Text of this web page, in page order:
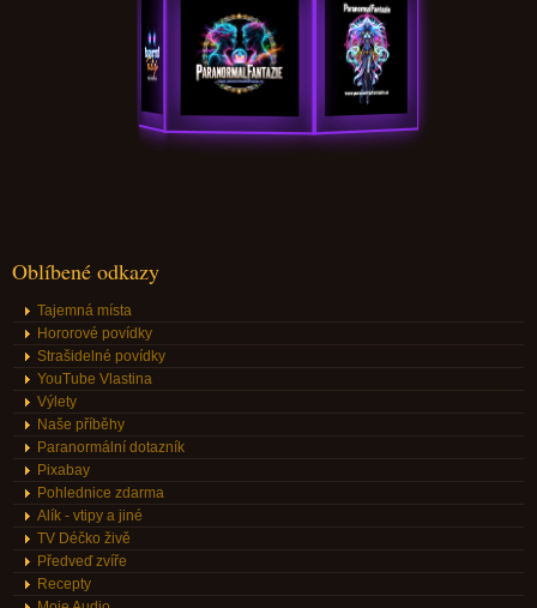
Oblíbené odkazy
Tajemná místa
Hororové povídky
Strašidelné povídky
YouTube Vlastina
Výlety
Naše příběhy
Paranormální dotazník
Pixabay
Pohlednice zdarma
Alík - vtipy a jiné
TV Déčko živě
Předveď zvíře
Recepty